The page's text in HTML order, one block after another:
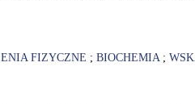
FIZYCZNE ; BIOCHEMIA;